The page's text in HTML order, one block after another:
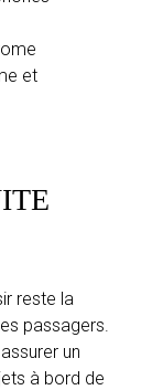
et
reste la
passagers.
un
à bord de